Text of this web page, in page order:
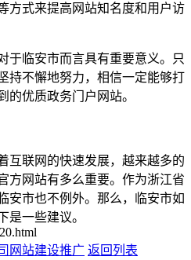
方式来提高网站知名度和用户访
于临安市而言具有重要意义。只
持不懈地努力，相信一定能够打
的优质政务门户网站。
互联网的快速发展，越来越多的
方网站有多么重要。作为浙江省
安市也不例外。那么，临安市如
是一些建议。
网站建设推广 返回列表